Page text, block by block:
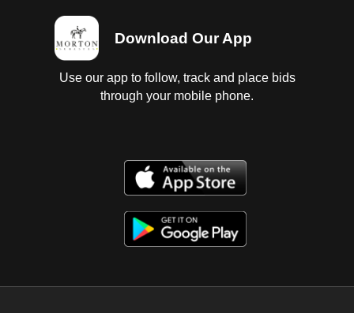
Download Our App
Use our app to follow, track and place bids
through your mobile phone.